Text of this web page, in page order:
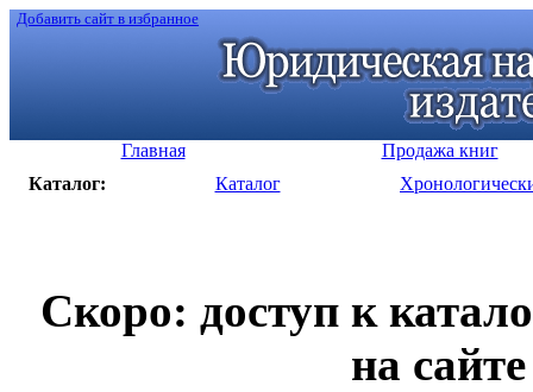
Добавить сайт в избранное
Главная
Продажа книг
Каталог:
Каталог
Скоро: доступ к
на